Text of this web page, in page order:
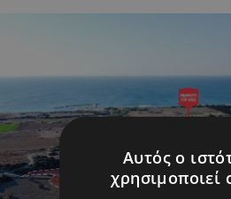
Αυτός ο
χρησιμοποιεί